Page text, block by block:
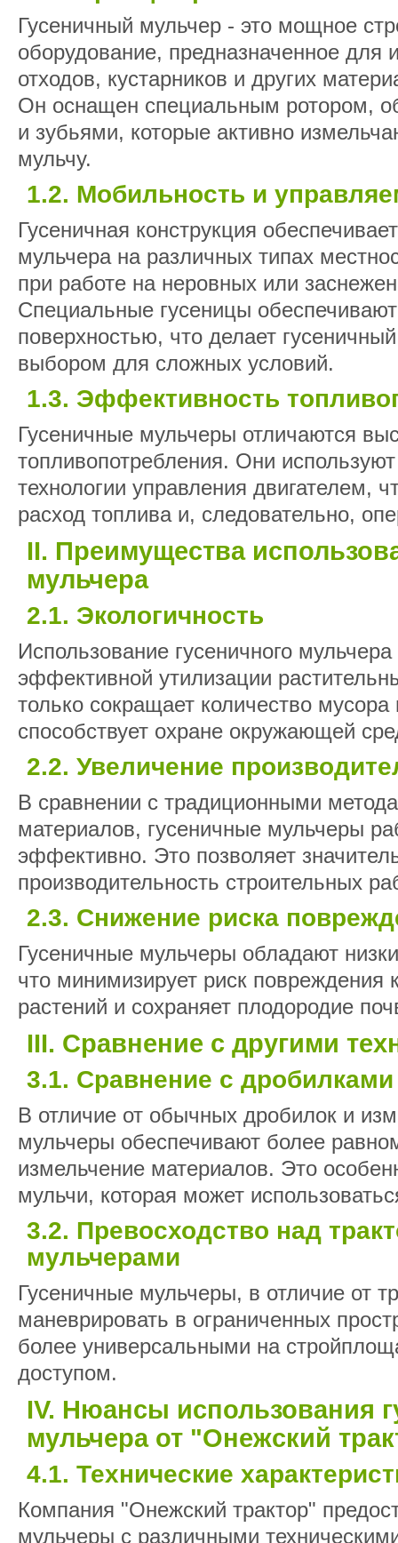
Гусеничный мульчер - это мощное
оборудование, предназначенное для
отходов, кустарников и других
Он оснащен специальным ротором,
и зубьями, которые активно
мульчу.
1.2. Мобильность и
Гусеничная конструкция
мульчера на различных типах
при работе на неровных или
Специальные гусеницы
поверхностью, что делает
выбором для сложных условий.
1.3. Эффективность
Гусеничные мульчеры отличаются
топливопотребления. Они
технологии управления двигателем,
расход топлива и, следовательно,
II. Преимущества
мульчера
2.1. Экологичность
Использование гусеничного мульчера
эффективной утилизации
только сокращает количество
способствует охране окружающей
2.2. Увеличение
В сравнении с традиционными
материалов, гусеничные мульчеры
эффективно. Это позволяет
производительность строительных
2.3. Снижение риска
Гусеничные мульчеры обладают
что минимизирует риск повреждения
растений и сохраняет плодородие
III. Сравнение с другими
3.1. Сравнение с
В отличие от обычных дробилок и
мульчеры обеспечивают более
измельчение материалов. Это
мульчи, которая может
3.2. Превосходство над
мульчерами
Гусеничные мульчеры, в отличие от
маневрировать в ограниченных
более универсальными на
доступом.
IV. Нюансы использования
мульчера от "Онежский
4.1. Технические
Компания "Онежский трактор"
мульчеры с различными